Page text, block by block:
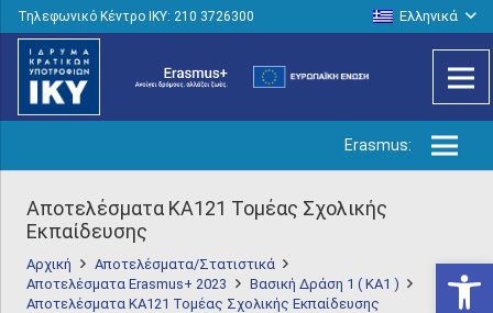
Τηλεφωνικό Κέντρο IKY: 210 3726300 Ελληνικά
Erasmus:
Αποτελέσματα ΚΑ121 Τομέας Σχολικής
Εκπαίδευσης
Αρχική
Αποτελέσματα/Στατιστικά
Αποτελέσματα Erasmus+ 2023
Βασική Δράση 1 ( KA1 )
Αποτελέσματα ΚΑ121 Τομέας Σχολικής Εκπαίδευσης